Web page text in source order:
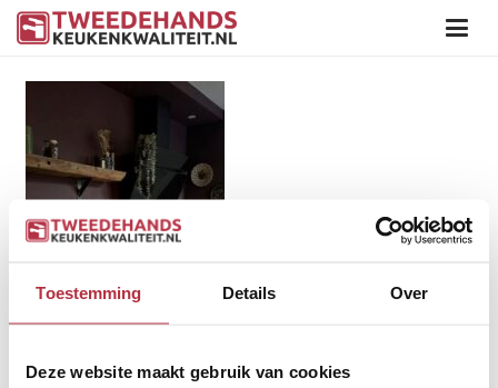
Toestemming Details Over
Deze website maakt gebruik van cookies